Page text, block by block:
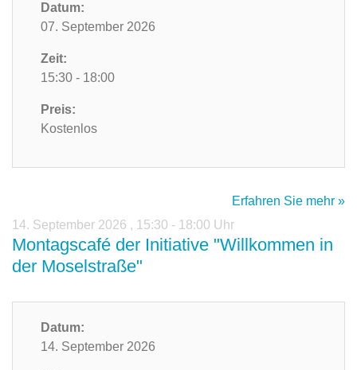
Datum:
07. September 2026
Zeit:
15:30 - 18:00
Preis:
Kostenlos
Erfahren Sie mehr »
14. September 2026 , 15:30 - 18:00 Uhr
Montagscafé der Initiative "Willkommen in
der Moselstraße"
Datum:
14. September 2026